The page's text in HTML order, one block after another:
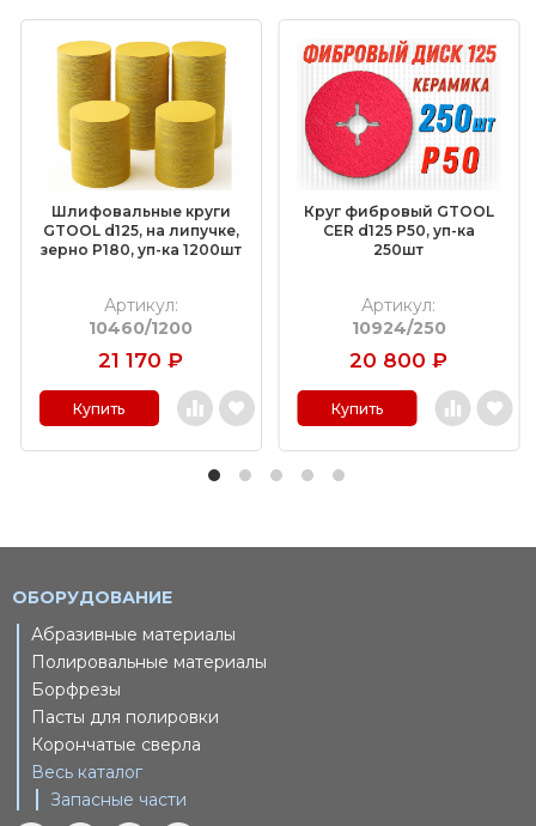
Шлифовальные круги
GTOOL d125, на липучке,
зерно P180, уп-ка 1200шт
Артикул:
10460/1200
21 170 ₽
Купить
Круг фибровый GTOOL
CER d125 P50, уп-ка
250шт
Артикул:
10924/250
20 800 ₽
Купить
ОБОРУДОВАНИЕ
Абразивные материалы
Полировальные материалы
Борфрезы
Пасты для полировки
Корончатые сверла
Весь каталог
Запасные части